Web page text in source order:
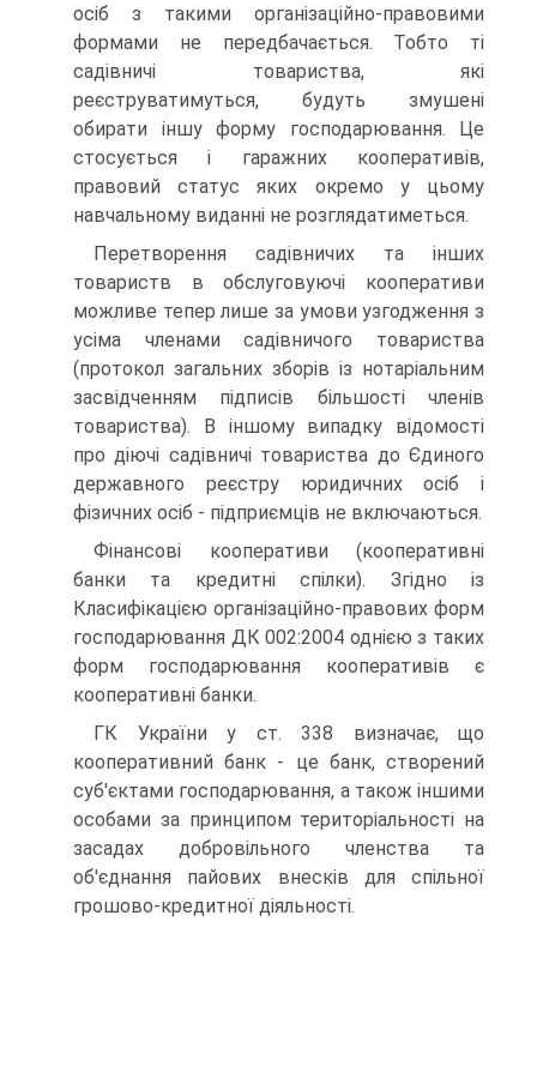
осіб з такими організаційно-правовими
форма­ми не передбачається. Тобто ті
садівничі товариства, які
реєструватимуться, будуть змушені
обирати іншу форму го­сподарювання. Це
стосується і гаражних кооперативів,
правовий статус яких окремо у цьому
навчальному виданні не розглядатиметься.
Перетворення садівничих та інших
товариств в обслуго­вуючі кооперативи
можливе тепер лише за умови узгодження з
усіма членами садівничого товариства
(протокол загальних зборів із нотаріальним
засвідченням підписів більшості членів
товариства). В іншому випадку відомості
про діючі садівничі товариства до Єдиного
державного реєстру юридичних осіб і
фізичних осіб - підприємців не включаються.
Фінансові кооперативи (кооперативні
банки та кредитні спілки). Згідно із
Класифікацією організаційно-правових форм
господарювання ДК 002:2004 однією з таких
форм го­сподарювання кооперативів є
кооперативні банки.
ГК України у ст. 338 визначає, що
кооперативний банк - це банк, створений
суб'єктами господарювання, а також ін­шими
особами за принципом територіальності на
засадах добровільного членства та
об'єднання пайових внесків для спільної
грошово-кредитної діяльності.